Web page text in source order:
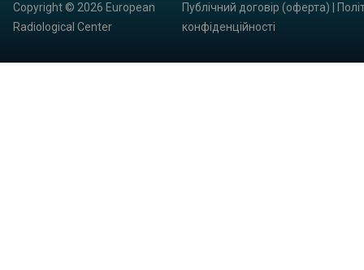
Copyright © 2026 European
Radiological Center
Публічний договір (оферта)
конфіденційності